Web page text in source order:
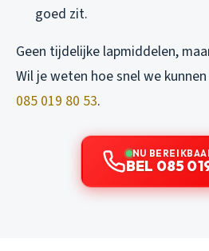
goed zit.
Geen tijdelijke lapmiddelen,
Wil je weten hoe snel we
085 019 80 53.
NU
BEL 085